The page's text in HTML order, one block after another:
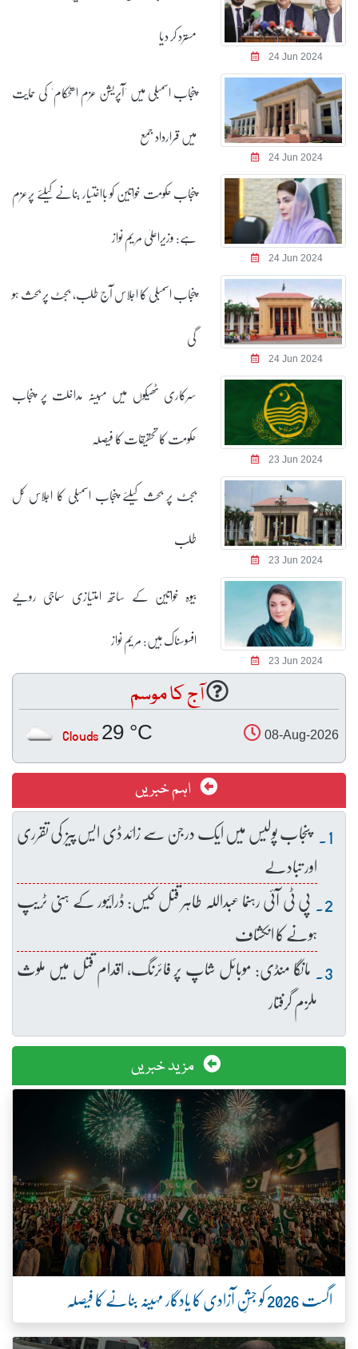
24 Jun 2024
مسترد کر دیا
24 Jun 2024
پنجاب اسمبلی میں 'آپریشن عزم استحکام' کی حمایت
میں قرارداد جمع
24 Jun 2024
پنجاب حکومت خواتین کو بااختیار بنانے کیلئے پرعزم
ہے: وزیراعلیٰ مریم نواز
24 Jun 2024
پنجاب اسمبلی کا اجلاس آج طلب، بجٹ پر بحث ہو
گی
23 Jun 2024
سرکاری ٹھیکوں میں مبینہ مداخلت پر پنجاب
حکومت کا تحقیقات کا فیصلہ
23 Jun 2024
بجٹ پر بحث کیلئے پنجاب اسمبلی کا اجلاس کل
طلب
23 Jun 2024
بیوہ خواتین کے ساتھ امتیازی سماجی رویے
افسوسناک ہیں: مریم نواز
آج کا موسم
08-Aug-2026
29 °C
Clouds
اہم خبریں
پنجاب پولیس میں ایک درجن سے زائد ڈی ایس پیز کی تقرری
اور تبادلے
پی ٹی آئی رہنما عبداللہ طاہر قتل کیس: ڈرائیور کے ہنی ٹریپ
ہونے کا انکشاف
مانگا منڈی: موبائل شاپ پر فائرنگ، اقدام قتل میں ملوث
ملزم گرفتار
مزید خبریں
اگست 2026 کو جشنِ آزادی کا یادگار مہینہ بنانے کا فیصلہ